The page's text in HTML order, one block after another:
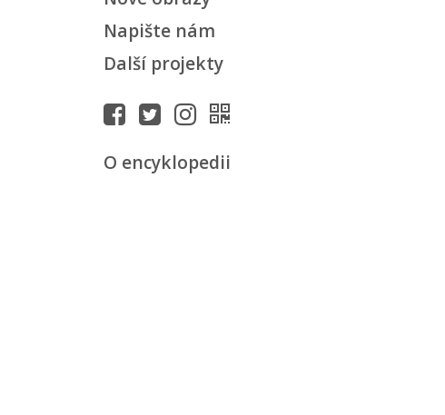
Napište nám
Další projekty
O encyklopedii